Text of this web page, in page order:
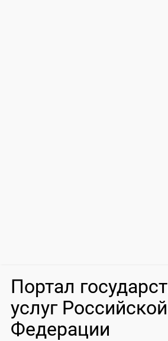
Портал
услуг Российской
Федерации